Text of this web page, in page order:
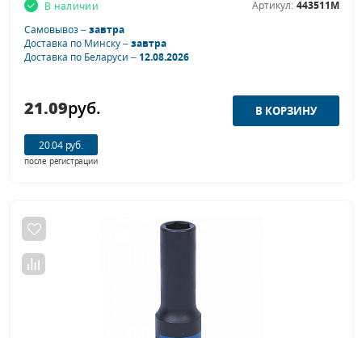
В наличии Артикул: 443511M
Самовывоз –завтра
Доставка по Минску –завтра
Доставка по Беларуси –12.08.2026
21.09руб.
20.04 руб.
после регистрации